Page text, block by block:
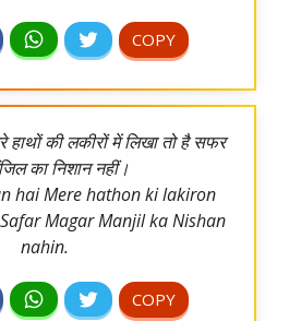
हाथों की लकीरों में लिखा तो है सफर
का निशान नहीं।
hai Mere hathon ki lakiron
Magar Manjil ka Nishan
nahin.